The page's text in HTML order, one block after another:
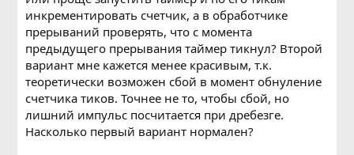
инкрементировать счетчик, а в обработчике
прерываний проверять, что с момента
предыдущего прерывания таймер тикнул? Второй
вариант мне кажется менее красивым, т.к.
теоретически возможен сбой в момент обнуление
счетчика тиков. Точнее не то, чтобы сбой, но
лишний импульс посчитается при дребезге.
Насколько первый вариант нормален?